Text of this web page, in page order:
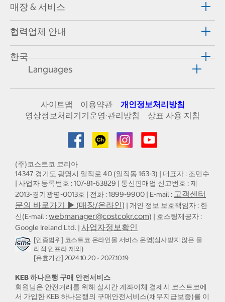
매장 & 서비스
협력업체 안내
한국
Languages
사이트맵 이용약관
개인정보처리방침
영상정보처리기기운영·관리방침
상표 사용 지침
(주)코스트코 코리아
14347 경기도 광명시 일직로 40 (일직동 163-3) | 대표자 : 조민수
| 사업자 등록번호 : 107-81-63829 | 통신판매업 신고번호 : 제
2013-경기광명-0013호 | 전화 : 1899-9900 | E-mail : 고객센터
문의 바로가기 ▶ (매장/온라인) | 개인 정보 보호책임자 : 한
신(E-mail :webmanager@costcokr.com) | 호스팅제공자 :
Google Ireland Ltd. | 사업자정보확인
[인증범위] 코스트코 온라인몰 서비스 운영(심사받지 않은 물
리적 인프라 제외)
[유효기간] 2024.10.20 - 2027.10.19
KEB 하나은행 구매 안전서비스
회원님은 안전거래를 위해 실시간 계좌이체 결제시 코스트코에
서 가입한 KEB 하나은행의 구매안전서비스(채무지급보증)를 이